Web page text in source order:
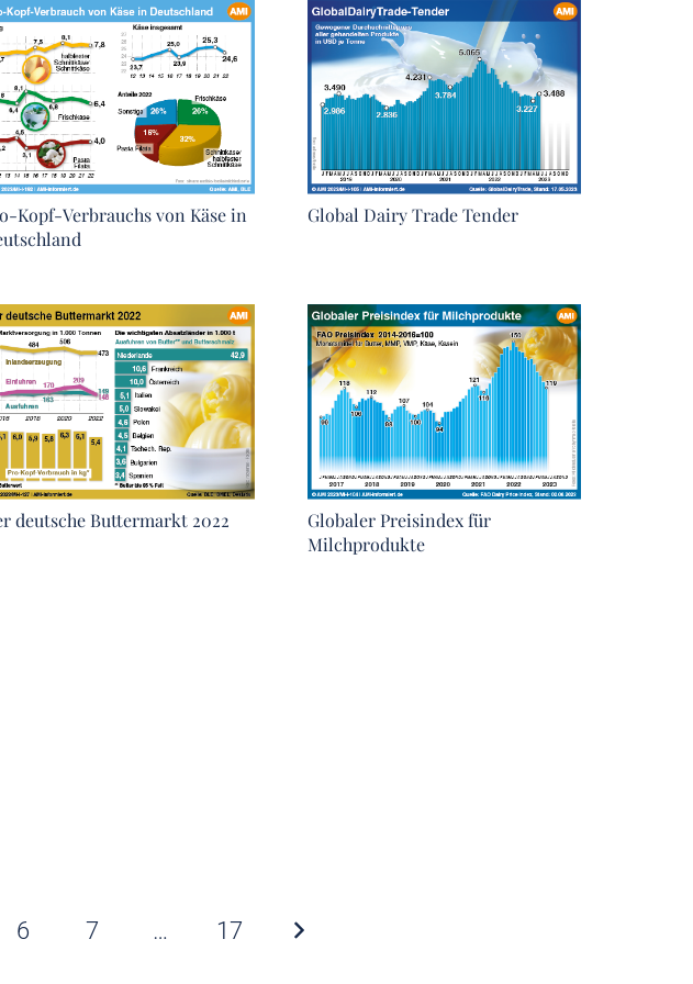
Kopf-Verbrauchs von Käse in
Global Dairy Trade Tender
deutsche Buttermarkt 2022
Globaler Preisindex für
Milchprodukte
6 7 … 17